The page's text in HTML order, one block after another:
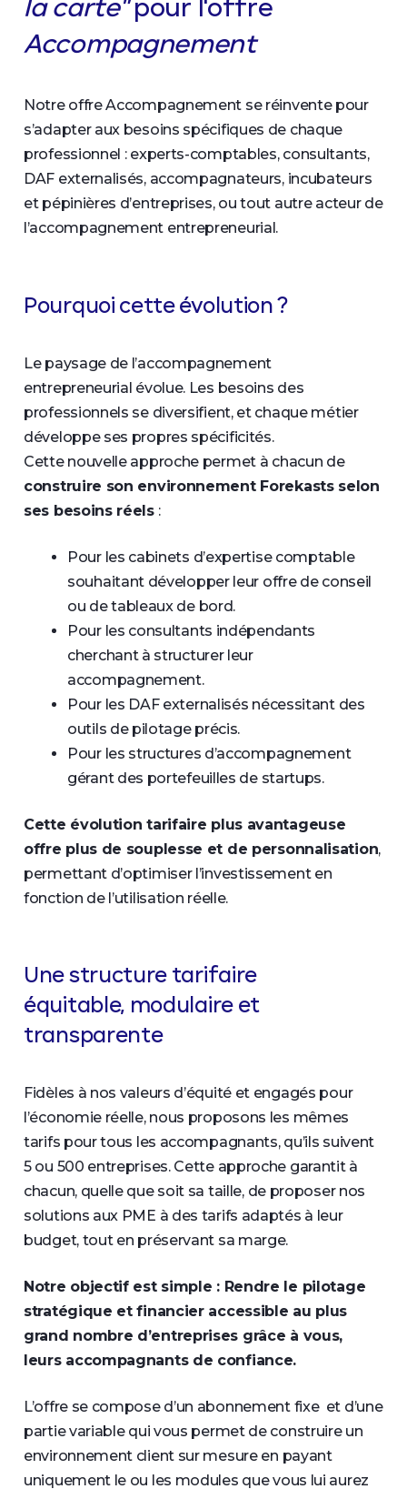
la carte"pour l'offre
Accompagnement
Notre offre Accompagnement se réinvente pour
s’adapter aux besoins spécifiques de chaque
professionnel : experts-comptables, consultants,
DAF externalisés, accompagnateurs, incubateurs
et pépinières d’entreprises, ou tout autre acteur de
l’accompagnement entrepreneurial.
Pourquoi cette évolution ?
Le paysage de l’accompagnement
entrepreneurial évolue. Les besoins des
professionnels se diversifient, et chaque métier
développe ses propres spécificités.
Cette nouvelle approche permet à chacun de
construire son environnement Forekasts selon
ses besoins réels:
Pour les cabinets d’expertise comptable
souhaitant développer leur offre de conseil
ou de tableaux de bord.
Pour les consultants indépendants
cherchant à structurer leur
accompagnement.
Pour les DAF externalisés nécessitant des
outils de pilotage précis.
Pour les structures d’accompagnement
gérant des portefeuilles de startups.
Cette évolution tarifaire plus avantageuse
offre plus de souplesse et de personnalisation,
permettant d’optimiser l’investissement en
fonction de l’utilisation réelle.
Une structure tarifaire
équitable, modulaire et
transparente
Fidèles à nos valeurs d’équité et engagés pour
l’économie réelle, nous proposons les mêmes
tarifs pour tous les accompagnants, qu’ils suivent
5 ou 500 entreprises. Cette approche garantit à
chacun, quelle que soit sa taille,de proposer nos
solutions aux PME à des tarifs adaptés à leur
budget, tout en préservant sa marge.
Notre objectif est simple : Rendre le pilotage
stratégique et financier accessible au plus
grand nombre d’entreprises grâce à vous,
leurs accompagnants de confiance.
L’offre se compose d’un abonnement fixe et d’une
partie variable qui vous permet de construire un
environnement client sur mesure en payant
uniquement le ou les modules que vous lui aurez